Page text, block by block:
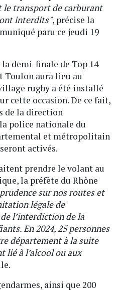
le transport de carburant
interdits", précise la
paru ce jeudi 19
demi-finale de Top 14
Toulon aura lieu au
rugby a été installé
cette occasion. De ce fait,
de la direction
police nationale du
et métropolitain
activés.
prendre le volant au
la préfète du Rhône
sur nos routes et
légale de
l’interdiction de la
En 2024, 25 personnes
département à la suite
lié à l’alcool ou aux
ainsi que 200